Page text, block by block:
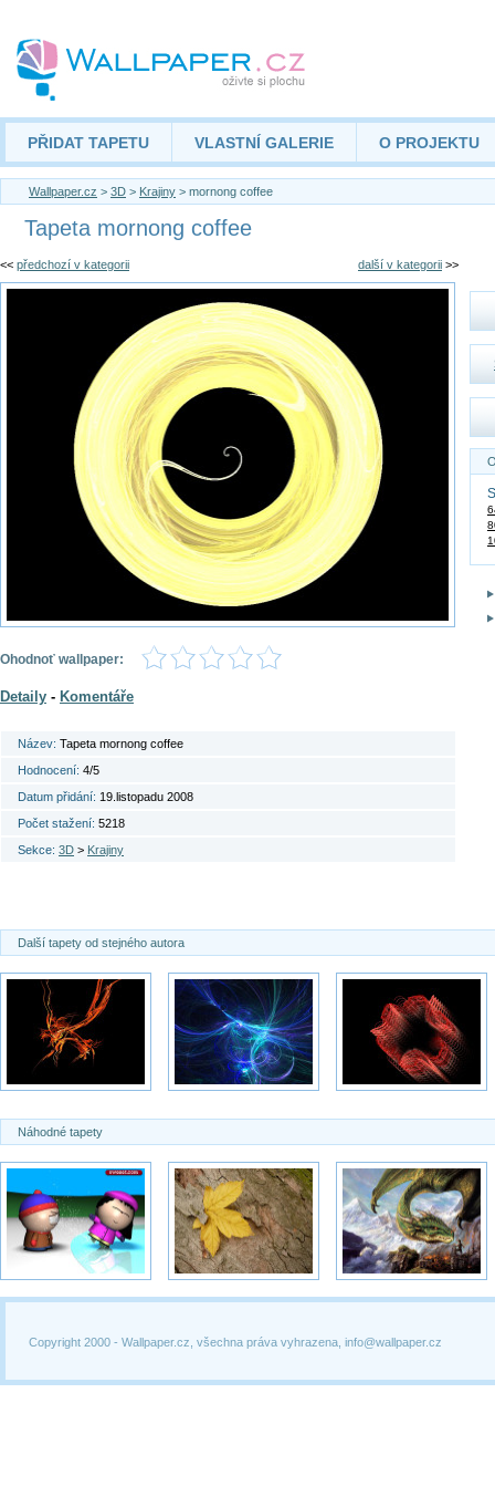
PŘIDAT TAPETU VLASTNÍ GALERIE O PROJEKTU
Wallpaper.cz > 3D > Krajiny > mornong coffee
Tapeta mornong coffee
<< předchozí v kategorii další v kategorii >>
Ohodnoť wallpaper:
Detaily - Komentáře
Název: Tapeta mornong coffee
Hodnocení: 4/5
Datum přidání: 19.listopadu 2008
Počet stažení: 5218
Sekce: 3D > Krajiny
Další tapety od stejného autora
Náhodné tapety
Copyright 2000 - Wallpaper.cz, všechna práva vyhrazena, info@wallpaper.cz